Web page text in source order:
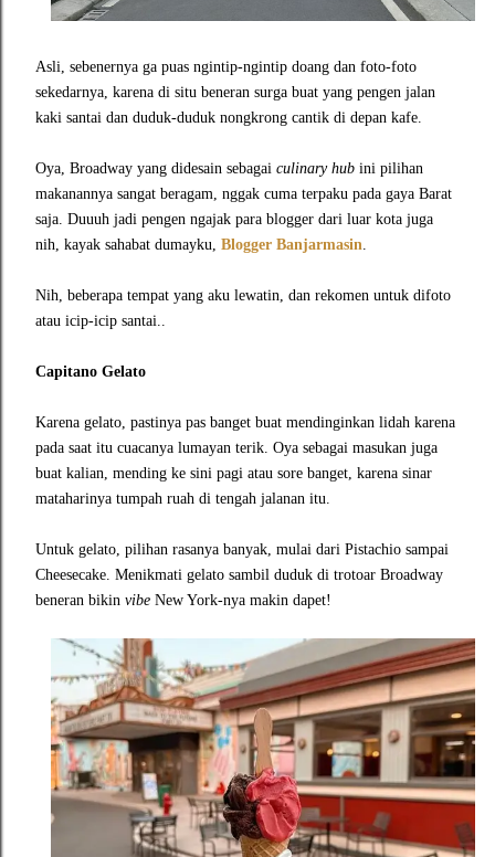
Asli, sebenernya ga puas ngintip-ngintip doang dan foto-foto
sekedarnya, karena di situ beneran surga buat yang pengen jalan
kaki santai dan duduk-duduk nongkrong cantik di depan kafe.
Oya, Broadway yang didesain sebagai culinary hub ini pilihan
makanannya sangat beragam, nggak cuma terpaku pada gaya Barat
saja. Duuuh jadi pengen ngajak para blogger dari luar kota juga
nih, kayak sahabat dumayku, Blogger Banjarmasin
Nih, beberapa tempat yang aku lewatin, dan rekomen untuk difoto
atau icip-icip santai..
Capitano Gelato
Karena gelato, pastinya pas banget buat mendinginkan lidah karena
pada saat itu cuacanya lumayan terik. Oya sebagai masukan juga
buat kalian, mending ke sini pagi atau sore banget, karena sinar
mataharinya tumpah ruah di tengah jalanan itu.
Untuk gelato, pilihan rasanya banyak, mulai dari Pistachio sampai
Cheesecake. Menikmati gelato sambil duduk di trotoar Broadway
beneran bikin vibe New York-nya makin dapet!